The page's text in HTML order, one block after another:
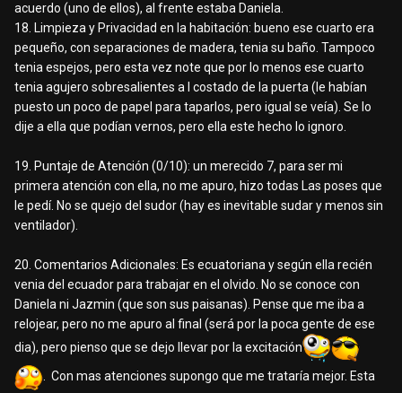
acuerdo (uno de ellos), al frente estaba Daniela.
18. Limpieza y Privacidad en la habitación: bueno ese cuarto era
pequeño, con separaciones de madera, tenia su baño. Tampoco
tenia espejos, pero esta vez note que por lo menos ese cuarto
tenia agujero sobresalientes a l costado de la puerta (le habían
puesto un poco de papel para taparlos, pero igual se veía). Se lo
dije a ella que podían vernos, pero ella este hecho lo ignoro.
19. Puntaje de Atención (0/10): un merecido 7, para ser mi
primera atención con ella, no me apuro, hizo todas Las poses que
le pedí. No se quejo del sudor (hay es inevitable sudar y menos sin
ventilador).
20. Comentarios Adicionales: Es ecuatoriana y según ella recién
venia del ecuador para trabajar en el olvido. No se conoce con
Daniela ni Jazmin (que son sus paisanas). Pense que me iba a
relojear, pero no me apuro al final (será por la poca gente de ese
dia), pero pienso que se dejo llevar por la excitación
. Con mas atenciones supongo que me trataría mejor. Esta